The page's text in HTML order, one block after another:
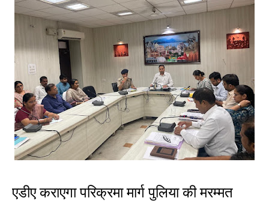
एडीए कराएगा परिक्रमा मार्ग पुलिया की मरम्मत